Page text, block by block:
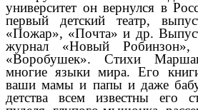
университет он вернулся в
первый детский театр,
«Пожар», «Почта» и др.
журнал «Новый
«Воробушек». Стихи
многие языки мира. Его
ваши мамы и папы и даже
детства всем известны его